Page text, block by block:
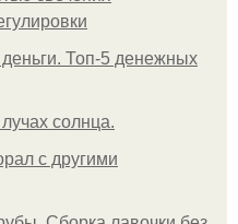
Топ-5 денежных
солнца.
с другими